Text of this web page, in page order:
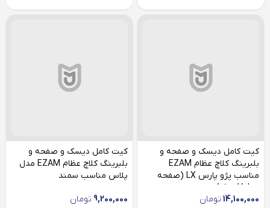
کیت کامل دیسک و صفحه و
بلبرینگ کلاچ عظام EZAM
مناسب پژو پارس LX (صفحه
Valeo بزرگ)
14,100,000 تومان
کیت کامل دیسک و صفحه و
بلبرینگ کلاچ عظام EZAM مدل
پلاس مناسب سمند
9,200,000 تومان